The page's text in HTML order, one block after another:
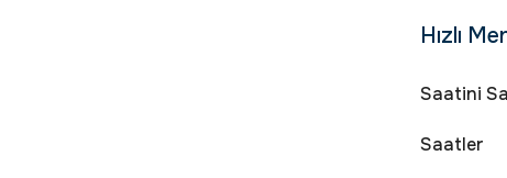
Hızlı
Saatini
Saatler